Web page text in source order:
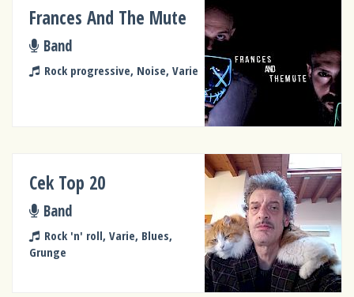
Frances And The Mute
Band
Rock progressive, Noise, Varie
Cek Top 20
Band
Rock 'n' roll, Varie, Blues,
Grunge